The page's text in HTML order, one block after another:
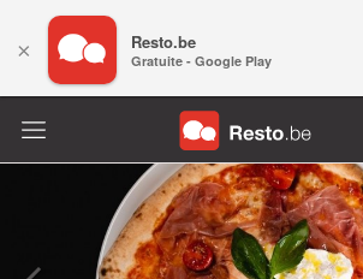
× Resto.be
Gratuite - Google Play